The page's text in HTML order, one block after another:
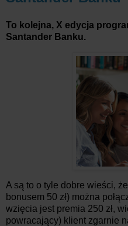
To kolejna, X edycja
Santander Banku.
A są to o tyle dobre wieści,
bonusem 50 zł) można
wzięcia jest premia 250 zł,
powracający) klient zgarnie